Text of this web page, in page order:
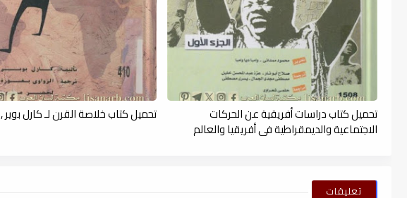
تحميل كتاب دراسات أفريقية عن الحركات
الاجتماعية والديمقراطية في أفريقيا والعالم
تحميل كتاب خلاصة القرن لـ كارل بوير , pdf
تعليقات